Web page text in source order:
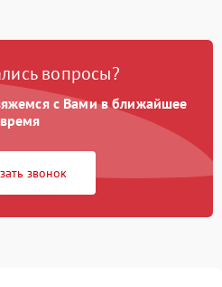
вопросы?
с Вами в ближайшее
время
звонок